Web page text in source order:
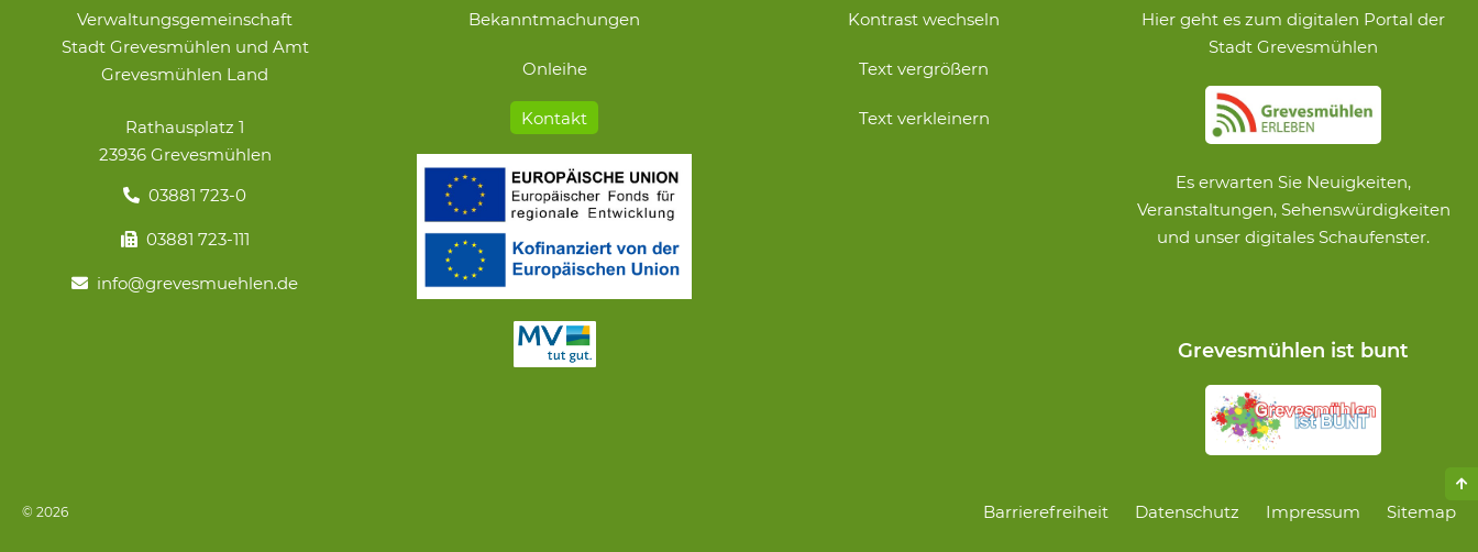
Verwaltungsgemeinschaft
Stadt Grevesmühlen und Amt
Grevesmühlen Land
Rathausplatz 1
23936 Grevesmühlen
03881 723-0
03881 723-111
info@grevesmuehlen.de
NavigationBekanntmachungen
Onleihe
Kontakt
Kontrast wechseln
Text vergrößern
Text verkleinern
Hier geht es zum digitalen Portal der
Stadt Grevesmühlen
Es erwarten Sie Neuigkeiten,
Veranstaltungen, Sehenswürdigkeiten
und unser digitales Schaufenster.
Grevesmühlen ist bunt
© 2026
Navigation
Barrierefreiheit Datenschutz Impressum Sitemap